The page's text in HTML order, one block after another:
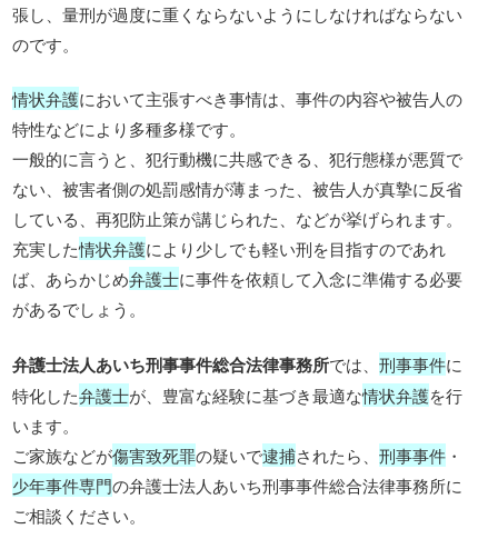
張し、量刑が過度に重くならないようにしなければならない
のです。
情状弁護において主張すべき事情は、事件の内容や被告人の
特性などにより多種多様です。
一般的に言うと、犯行動機に共感できる、犯行態様が悪質で
ない、被害者側の処罰感情が薄まった、被告人が真摯に反省
している、再犯防止策が講じられた、などが挙げられます。
充実した情状弁護により少しでも軽い刑を目指すのであれ
ば、あらかじめ弁護士に事件を依頼して入念に準備する必要
があるでしょう。
弁護士法人あいち刑事事件総合法律事務所では、刑事事件に
特化した弁護士が、豊富な経験に基づき最適な情状弁護を行
います。
ご家族などが傷害致死罪の疑いで逮捕されたら、刑事事件 ・
少年事件専門の弁護士法人あいち刑事事件総合法律事務所に
ご相談ください。